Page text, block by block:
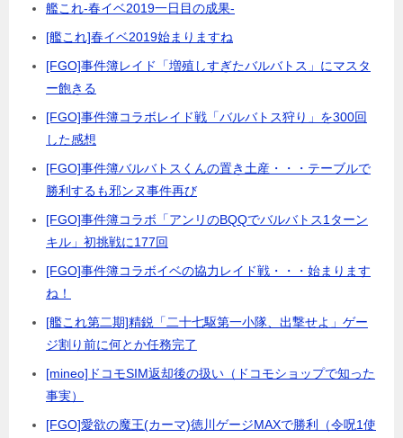
艦これ-春イベ2019一日目の成果-
[艦これ]春イベ2019始まりますね
[FGO]事件簿レイド「増殖しすぎたバルバトス」にマスタ
ー飽きる
[FGO]事件簿コラボレイド戦「バルバトス狩り」を300回
した感想
[FGO]事件簿バルバトスくんの置き土産・・・テーブルで
勝利するも邪ンヌ事件再び
[FGO]事件簿コラボ「アンリのBQQでバルバトス1ターン
キル」初挑戦に177回
[FGO]事件簿コラボイベの協力レイド戦・・・始まります
ね！
[艦これ第二期]精鋭「二十七駆第一小隊、出撃せよ」ゲー
ジ割り前に何とか任務完了
[mineo]ドコモSIM返却後の扱い（ドコモショップで知った
事実）
[FGO]愛欲の魔王(カーマ)徳川ゲージMAXで勝利（令呪1使